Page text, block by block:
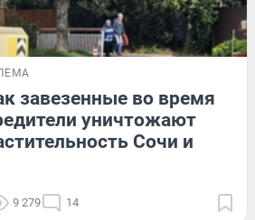
завезенные во время
уничтожают
Сочи и
9 279 14